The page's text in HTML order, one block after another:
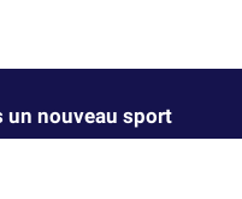
un nouveau sport